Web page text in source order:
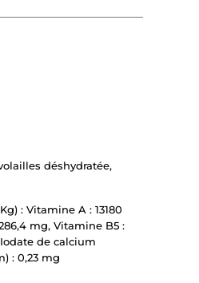
déshydratée,
: Vitamine A : 13180
mg, Vitamine B5 :
de calcium
: 0,23 mg